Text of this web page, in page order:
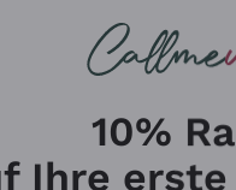
10%
Ihre